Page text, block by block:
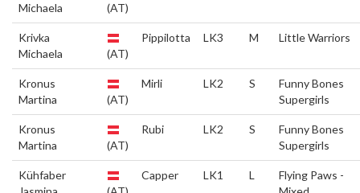
Michaela
(AT)
Krivka
Michaela
(AT)
Pippilotta LK3 M Little Warriors
Kronus
Martina
(AT)
Mirli LK2 S
Funny Bones
Supergirls
Kronus
Martina
(AT)
Rubi LK2 S
Funny Bones
Supergirls
Kühfaber
Capper LK1 L
Flying Paws -